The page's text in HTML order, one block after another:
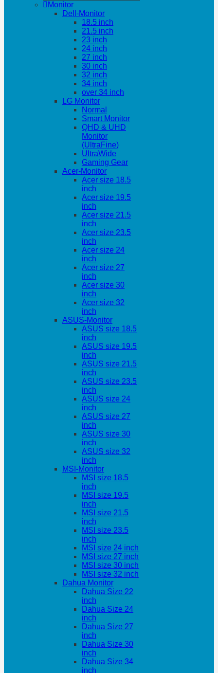
Monitor
Dell-Monitor
18.5 inch
21.5 inch
23 inch
24 inch
27 inch
30 inch
32 inch
34 inch
over 34 inch
LG Monitor
Normal
Smart Monitor
QHD & UHD
Monitor
(UltraFine)
UltraWide
Gaming Gear
Acer-Monitor
Acer size 18.5
inch
Acer size 19.5
inch
Acer size 21.5
inch
Acer size 23.5
inch
Acer size 24
inch
Acer size 27
inch
Acer size 30
inch
Acer size 32
inch
ASUS-Monitor
ASUS size 18.5
inch
ASUS size 19.5
inch
ASUS size 21.5
inch
ASUS size 23.5
inch
ASUS size 24
inch
ASUS size 27
inch
ASUS size 30
inch
ASUS size 32
inch
MSI-Monitor
MSI size 18.5
inch
MSI size 19.5
inch
MSI size 21.5
inch
MSI size 23.5
inch
MSI size 24 inch
MSI size 27 inch
MSI size 30 inch
MSI size 32 inch
Dahua Monitor
Dahua Size 22
inch
Dahua Size 24
inch
Dahua Size 27
inch
Dahua Size 30
inch
Dahua Size 34
inch